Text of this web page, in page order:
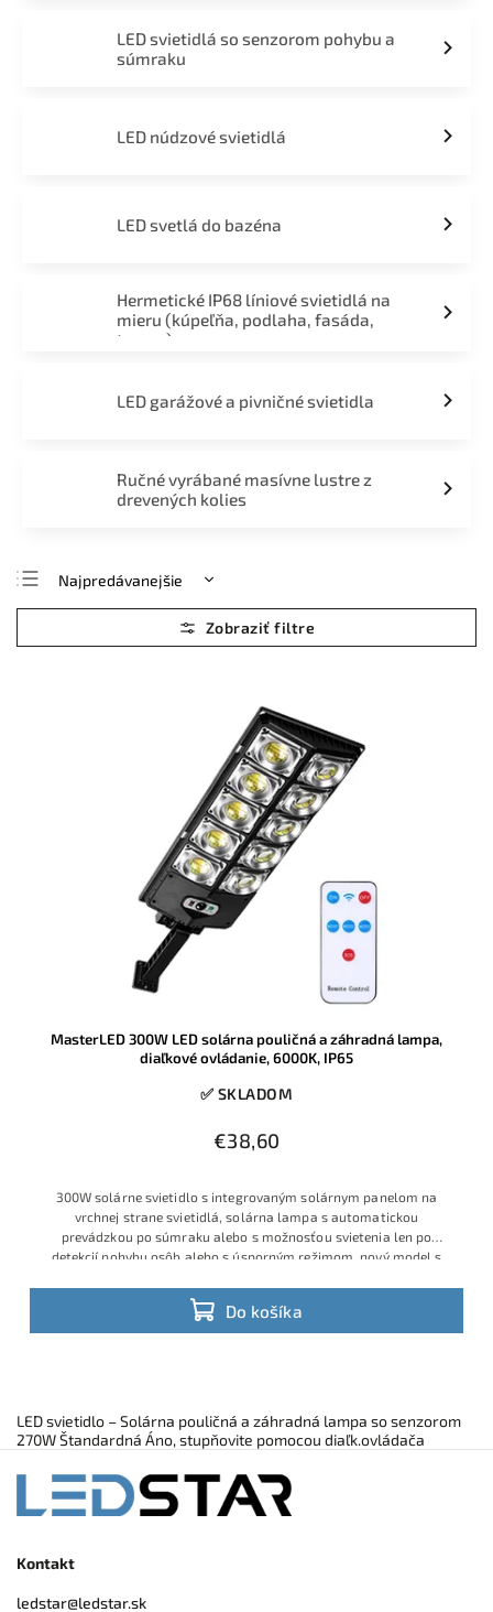
LED svietidlá so senzorom pohybu a
súmraku
LED núdzové svietidlá
LED svetlá do bazéna
Hermetické IP68 líniové svietidlá na
mieru (kúpeľňa, podlaha, fasáda,
terasa)
LED garážové a pivničné svietidla
Ručné vyrábané masívne lustre z
drevených kolies
Najpredávanejšie
Najlacnejšie
Najdrahšie
MasterLED 300W LED solárna pouličná a záhradná lampa,
diaľkové ovládanie, 6000K, IP65
✅ SKLADOM
€38,60
Do košíka
300W solárne svietidlo s integrovaným solárnym panelom na
vrchnej strane svietidlá, solárna lampa s automatickou
prevádzkou po súmraku alebo s možnosťou svietenia len po
detekcií pohybu osôb alebo s úsporným režimom, nový model s
LED svietidlo – Solárna pouličná a záhradná lampa so senzorom
270W Štandardná Áno, stupňovite pomocou diaľk.ovládača
Kontakt
ledstar@ledstar.sk